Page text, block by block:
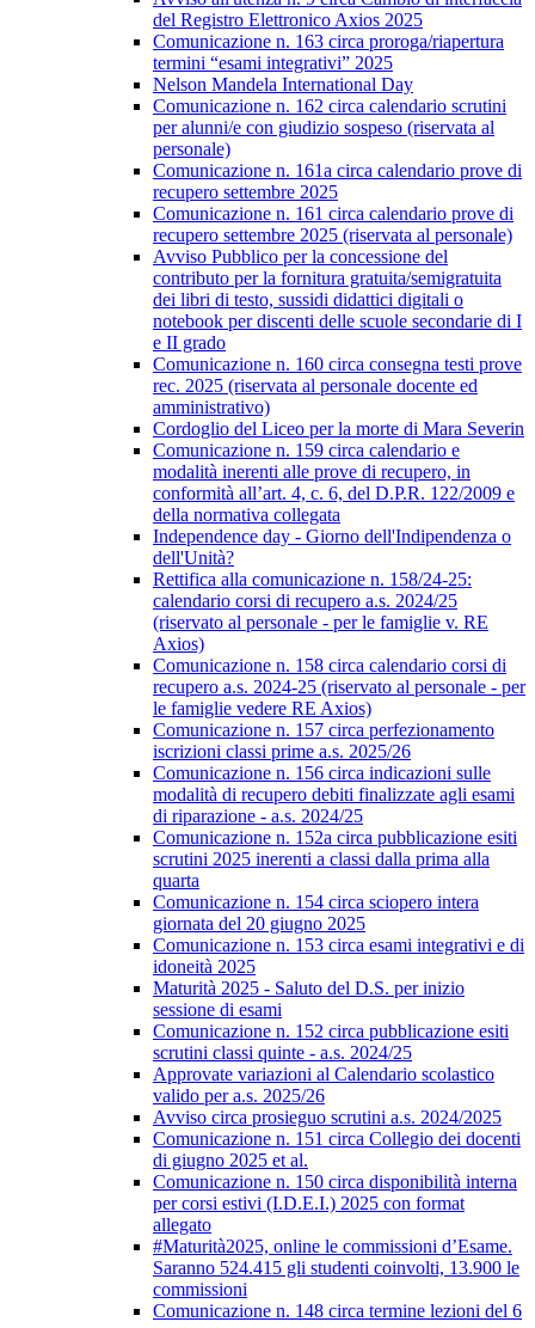
del Registro Elettronico Axios 2025
Comunicazione n. 163 circa proroga/riapertura
termini “esami integrativi” 2025
Nelson Mandela International Day
Comunicazione n. 162 circa calendario scrutini
per alunni/e con giudizio sospeso (riservata al
personale)
Comunicazione n. 161a circa calendario prove di
recupero settembre 2025
Comunicazione n. 161 circa calendario prove di
recupero settembre 2025 (riservata al personale)
Avviso Pubblico per la concessione del
contributo per la fornitura gratuita/semigratuita
dei libri di testo, sussidi didattici digitali o
notebook per discenti delle scuole secondarie di I
e II grado
Comunicazione n. 160 circa consegna testi prove
rec. 2025 (riservata al personale docente ed
amministrativo)
Cordoglio del Liceo per la morte di Mara Severin
Comunicazione n. 159 circa calendario e
modalità inerenti alle prove di recupero, in
conformità all’art. 4, c. 6, del D.P.R. 122/2009 e
della normativa collegata
Independence day - Giorno dell'Indipendenza o
dell'Unità?
Rettifica alla comunicazione n. 158/24-25:
calendario corsi di recupero a.s. 2024/25
(riservato al personale - per le famiglie v. RE
Axios)
Comunicazione n. 158 circa calendario corsi di
recupero a.s. 2024-25 (riservato al personale - per
le famiglie vedere RE Axios)
Comunicazione n. 157 circa perfezionamento
iscrizioni classi prime a.s. 2025/26
Comunicazione n. 156 circa indicazioni sulle
modalità di recupero debiti finalizzate agli esami
di riparazione - a.s. 2024/25
Comunicazione n. 152a circa pubblicazione esiti
scrutini 2025 inerenti a classi dalla prima alla
quarta
Comunicazione n. 154 circa sciopero intera
giornata del 20 giugno 2025
Comunicazione n. 153 circa esami integrativi e di
idoneità 2025
Maturità 2025 - Saluto del D.S. per inizio
sessione di esami
Comunicazione n. 152 circa pubblicazione esiti
scrutini classi quinte - a.s. 2024/25
Approvate variazioni al Calendario scolastico
valido per a.s. 2025/26
Avviso circa prosieguo scrutini a.s. 2024/2025
Comunicazione n. 151 circa Collegio dei docenti
di giugno 2025 et al.
Comunicazione n. 150 circa disponibilità interna
per corsi estivi (I.D.E.I.) 2025 con format
allegato
#Maturità2025, online le commissioni d’Esame.
Saranno 524.415 gli studenti coinvolti, 13.900 le
commissioni
Comunicazione n. 148 circa termine lezioni del 6